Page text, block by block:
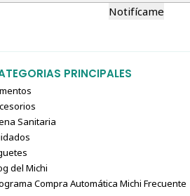
Notifícame
PRINCIPALES
Sanitaria
del Michi
Compra Automática Michi Frecuente